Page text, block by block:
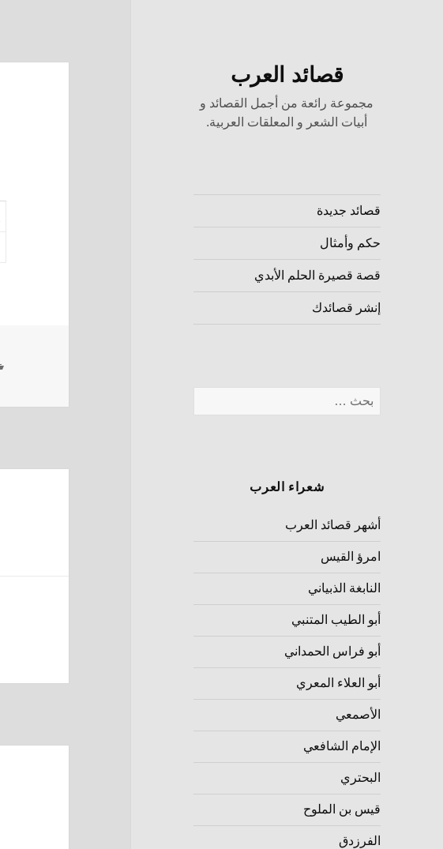
قصائد العرب
مجموعة رائعة من أجمل القصائد و
أبيات الشعر و المعلقات العربية.
قصائد جديدة
حكم وأمثال
قصة قصيرة الحلم الأبدي
إنشر قصائدك
شعراء العرب
أشهر قصائد العرب
امرؤ القيس
النابغة الذبياني
أبو الطيب المتنبي
أبو فراس الحمداني
أبو العلاء المعري
الأصمعي
الإمام الشافعي
البحتري
قيس بن الملوح
الفرزدق